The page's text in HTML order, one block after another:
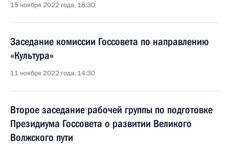
15 ноября 2022 года, 18:30
Заседание комиссии Госсовета по направлению
«Культура»
11 ноября 2022 года, 14:30
Второе заседание рабочей группы по подготовке
Президиума Госсовета о развитии Великого
Волжского пути